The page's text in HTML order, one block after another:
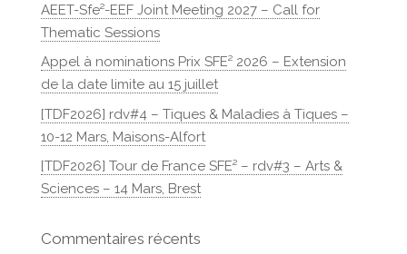
AEET-Sfe²-EEF Joint Meeting 2027 – Call for
Thematic Sessions
Appel à nominations Prix SFE² 2026 – Extension
de la date limite au 15 juillet
[TDF2026] rdv#4 – Tiques & Maladies à Tiques –
10-12 Mars, Maisons-Alfort
[TDF2026] Tour de France SFE² – rdv#3 – Arts &
Sciences – 14 Mars, Brest
Commentaires récents